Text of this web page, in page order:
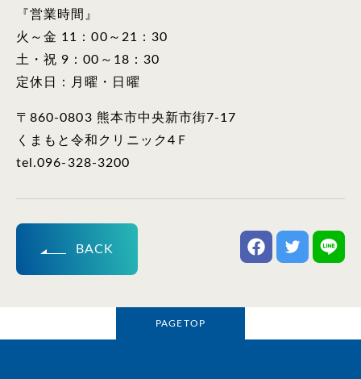
『営業時間』
火～金 11：00～21：30
土・祝 9：00～18：30
定休日：月曜・日曜
〒860-0803 熊本市中央新市街7-17
くまもと令和クリニック4Ｆ
tel.096-328-3200
BACK
PAGETOP